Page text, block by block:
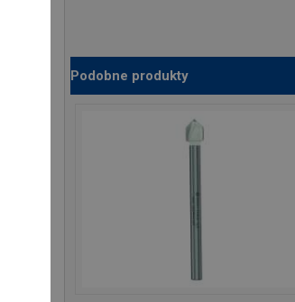
Podobne produkty